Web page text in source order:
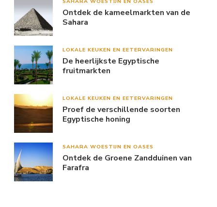
Ontdek de kameelmarkten van de
Sahara
LOKALE KEUKEN EN EETERVARINGEN
De heerlijkste Egyptische
fruitmarkten
LOKALE KEUKEN EN EETERVARINGEN
Proef de verschillende soorten
Egyptische honing
SAHARA WOESTIJN EN OASES
Ontdek de Groene Zandduinen van
Farafra